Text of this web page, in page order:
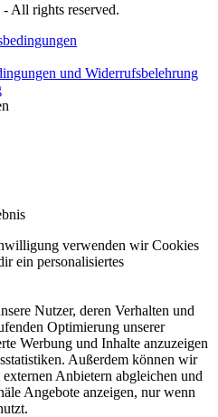
- All rights reserved.
und Widerrufsbelehrung
verwenden wir Cookies
ein personalisiertes
Nutzer, deren Verhalten und
Optimierung unserer
Werbung und Inhalte anzuzeigen
Außerdem können wir
Anbietern abgleichen und
Angebote anzeigen, nur wenn